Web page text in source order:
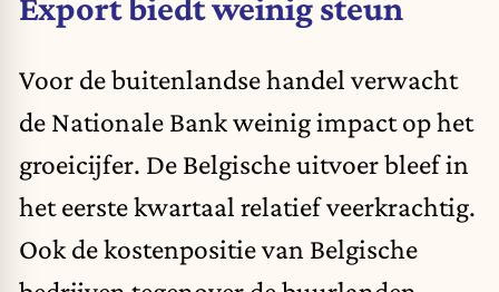
Export biedt weinig steun
Voor de buitenlandse handel verwacht
de Nationale Bank weinig impact op het
groeicijfer. De Belgische uitvoer bleef in
het eerste kwartaal relatief veerkrachtig.
Ook de kostenpositie van Belgische